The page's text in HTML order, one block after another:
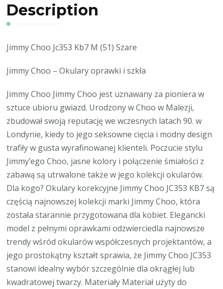
Description
Jimmy Choo Jc353 Kb7 M (51) Szare
Jimmy Choo – Okulary oprawki i szkła
Jimmy Choo Jimmy Choo jest uznawany za pioniera w
sztuce ubioru gwiazd. Urodzony w Choo w Malezji,
zbudował swoją reputację we wczesnych latach 90. w
Londynie, kiedy to jego seksowne cięcia i modny design
trafiły w gusta wyrafinowanej klienteli. Poczucie stylu
Jimmy’ego Choo, jasne kolory i połączenie śmiałości z
zabawą są utrwalone także w jego kolekcji okularów.
Dla kogo? Okulary korekcyjne Jimmy Choo JC353 KB7 są
częścią najnowszej kolekcji marki Jimmy Choo, która
została starannie przygotowana dla kobiet. Elegancki
model z pełnymi oprawkami odzwierciedla najnowsze
trendy wśród okularów współczesnych projektantów, a
jego prostokątny kształt sprawia, że Jimmy Choo JC353
stanowi idealny wybór szczególnie dla okrągłej lub
kwadratowej twarzy. Materiały Materiał użyty do